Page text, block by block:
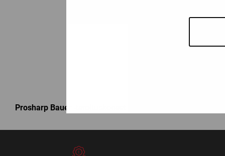
Prosharp Bauer